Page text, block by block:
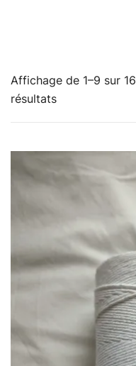
Affichage de 1–9 sur 16
résultats